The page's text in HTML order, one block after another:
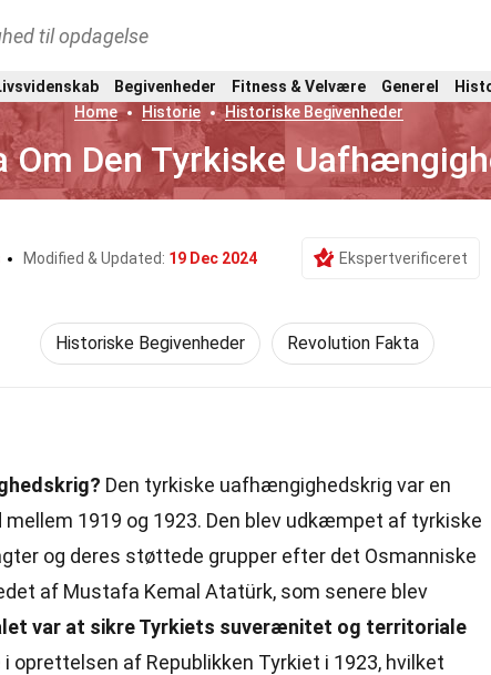
til opdagelse
Begivenheder Fitness & Velvære Generel
Home
Historie Historiske Begivenheder
Om Den Tyrkiske
Modified & Updated: 19 Dec 2024 Ekspertverificeret
Historiske Begivenheder Revolution Fakta
Den tyrkiske uafhængighedskrig var en
1919 og 1923. Den blev udkæmpet af tyrkiske
og deres støttede grupper efter det Osmanniske
af Mustafa Kemal Atatürk, som senere blev
var at sikre Tyrkiets suverænitet og territoriale
oprettelsen af Republikken Tyrkiet i 1923, hvilket